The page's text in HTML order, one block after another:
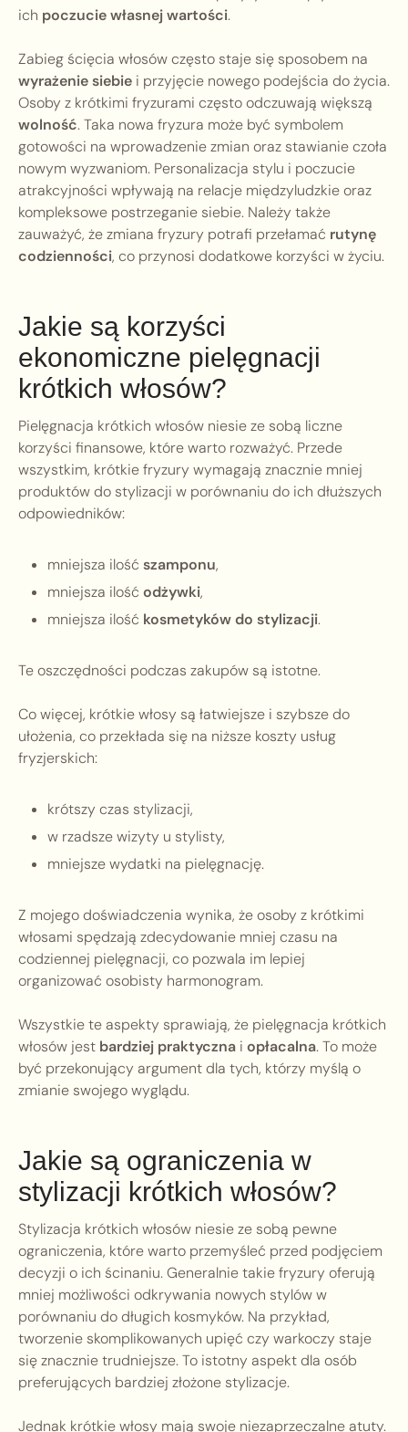
ich poczucie własnej wartości.
Zabieg ścięcia włosów często staje się sposobem na
wyrażenie siebie i przyjęcie nowego podejścia do życia.
Osoby z krótkimi fryzurami często odczuwają większą
wolność. Taka nowa fryzura może być symbolem
gotowości na wprowadzenie zmian oraz stawianie czoła
nowym wyzwaniom. Personalizacja stylu i poczucie
atrakcyjności wpływają na relacje międzyludzkie oraz
kompleksowe postrzeganie siebie. Należy także
zauważyć, że zmiana fryzury potrafi przełamać rutynę
codzienności, co przynosi dodatkowe korzyści w życiu.
Jakie są korzyści
ekonomiczne pielęgnacji
krótkich włosów?
Pielęgnacja krótkich włosów niesie ze sobą liczne
korzyści finansowe, które warto rozważyć. Przede
wszystkim, krótkie fryzury wymagają znacznie mniej
produktów do stylizacji w porównaniu do ich dłuższych
odpowiedników:
mniejsza ilość szamponu,
mniejsza ilość odżywki,
mniejsza ilość kosmetyków do stylizacji.
Te oszczędności podczas zakupów są istotne.
Co więcej, krótkie włosy są łatwiejsze i szybsze do
ułożenia, co przekłada się na niższe koszty usług
fryzjerskich:
krótszy czas stylizacji,
w rzadsze wizyty u stylisty,
mniejsze wydatki na pielęgnację.
Z mojego doświadczenia wynika, że osoby z krótkimi
włosami spędzają zdecydowanie mniej czasu na
codziennej pielęgnacji, co pozwala im lepiej
organizować osobisty harmonogram.
Wszystkie te aspekty sprawiają, że pielęgnacja krótkich
włosów jest bardziej praktyczna i opłacalna. To może
być przekonujący argument dla tych, którzy myślą o
zmianie swojego wyglądu.
Jakie są ograniczenia w
stylizacji krótkich włosów?
Stylizacja krótkich włosów niesie ze sobą pewne
ograniczenia, które warto przemyśleć przed podjęciem
decyzji o ich ścinaniu. Generalnie takie fryzury oferują
mniej możliwości odkrywania nowych stylów w
porównaniu do długich kosmyków. Na przykład,
tworzenie skomplikowanych upięć czy warkoczy staje
się znacznie trudniejsze. To istotny aspekt dla osób
preferujących bardziej złożone stylizacje.
Jednak krótkie włosy mają swoje niezaprzeczalne atuty.